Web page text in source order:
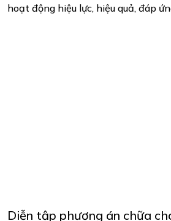
hoạt động hiệu lực, hiệu quả, đáp
Diễn tập phương án chữa